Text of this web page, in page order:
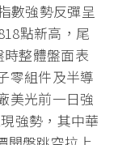
數強勢反彈呈
點新高，尾
整體盤面表
零組件及半導
美光前一日強
強勢，其中華